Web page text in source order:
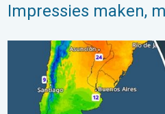
Impressies maken,
Wintergroet uit het zuidelijk